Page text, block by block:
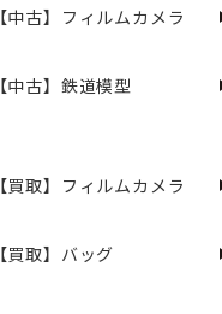
【中古】フィルムカメラ
【中古】鉄道模型
【買取】フィルムカメラ
【買取】バッグ